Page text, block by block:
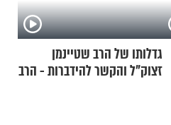
גדלותו של הרב שטיינמן
זצוק"ל והקשר להידברות - הרב